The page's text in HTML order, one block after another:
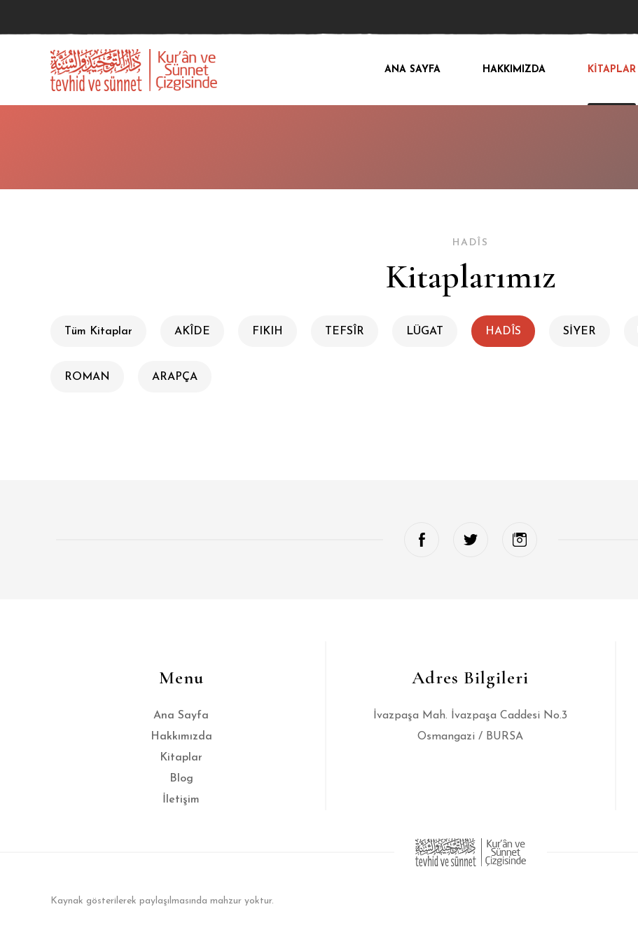
ANA SAYFA HAKKIMIZDA KİTAPLAR
HADÎS
Kitaplarımız
Tüm Kitaplar AKÎDE FIKIH TEFSÎR LÜGAT HADÎS SİYER
ROMAN ARAPÇA
Menu
Ana Sayfa
Hakkımızda
Kitaplar
Blog
İletişim
Adres Bilgileri
İvazpaşa Mah. İvazpaşa Caddesi No.3
Osmangazi / BURSA
Kaynak gösterilerek paylaşılmasında mahzur yoktur.